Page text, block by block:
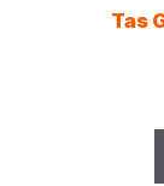
Tas